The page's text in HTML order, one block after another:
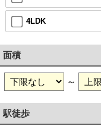
4LDK
面積
～
駅徒歩